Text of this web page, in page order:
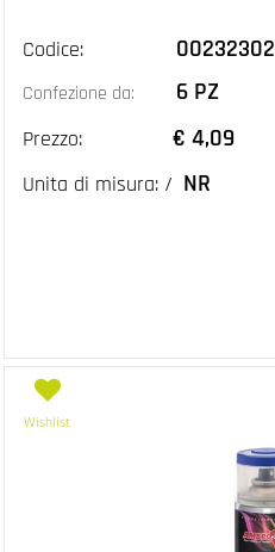
Codice: 00232302
Confezione da: 6 PZ
Prezzo: € 4,09
Unita di misura: / NR
Wishlist